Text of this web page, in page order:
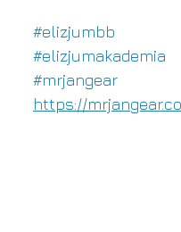
#elizjumbb
#elizjumakademia
#mrjangear
https://